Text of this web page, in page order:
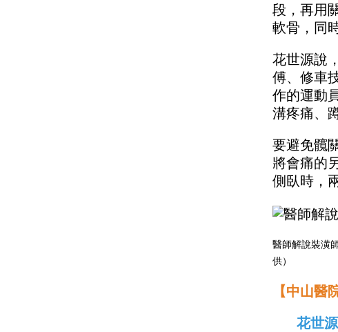
段，再用
軟骨，同
花世源說
傅、修車
作的運動
溝疼痛、
要避免髖
將會痛的
側臥時，
醫師解說裝潢
供）
【中山
花世